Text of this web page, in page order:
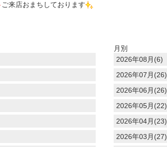
ご来店おまちしております
月別
2026年08月(6)
2026年07月(26)
2026年06月(26)
2026年05月(22)
2026年04月(23)
2026年03月(27)